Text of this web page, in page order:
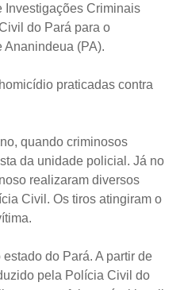
Investigações Criminais
do Pará para o
(PA).
praticadas contra
quando criminosos
da unidade policial. Já no
realizaram diversos
Civil. Os tiros atingiram o
do Pará. A partir de
pela Polícia Civil do